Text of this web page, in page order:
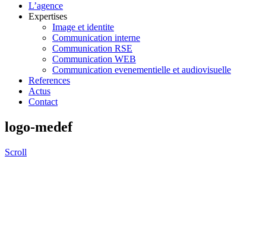
L’agence
Expertises
Image et identite
Communication interne
Communication RSE
Communication WEB
Communication evenementielle et audiovisuelle
References
Actus
Contact
logo-medef
Scroll